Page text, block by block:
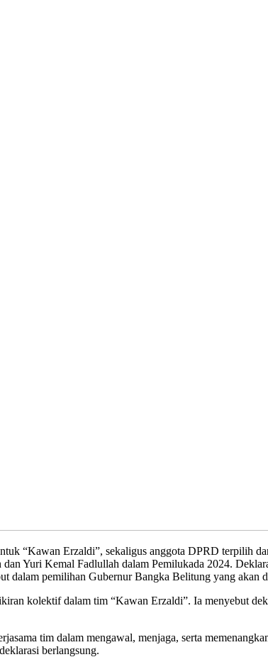
Erzaldi”, sekaligus anggota DPRD terpilih
Yuri Kemal Fadlullah dalam Pemilukada 2024.
dalam pemilihan Gubernur Bangka Belitung yang akan
kolektif dalam tim “Kawan Erzaldi”. Ia menyebut
tim dalam mengawal, menjaga, serta
berlangsung.